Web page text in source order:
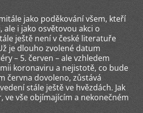
jako poděkování všem, kteří
ale i jako osvětovou akci o
ještě není v české literatuře
je dlouho zvolené datum
– 5. červen – ale vzhledem
koronaviru a nejistotě, co bude
června dovoleno, zůstává
stále ještě ve hvězdách. Jak
ve vše objímajícím a nekonečném